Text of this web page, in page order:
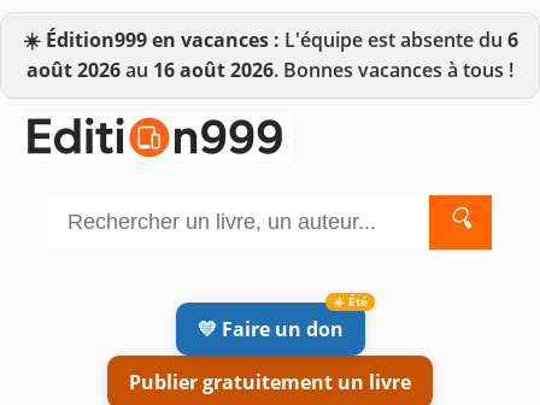
☀️ Édition999 en vacances : L'équipe est absente du 6
août 2026au 16 août 2026. Bonnes vacances à tous !
🔍
💛 Faire un don
Publier gratuitement un livre